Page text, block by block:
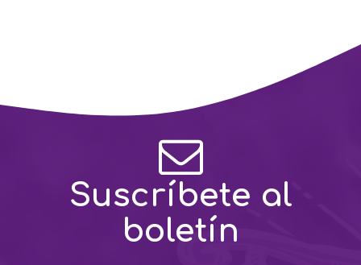
Suscríbete al
boletín